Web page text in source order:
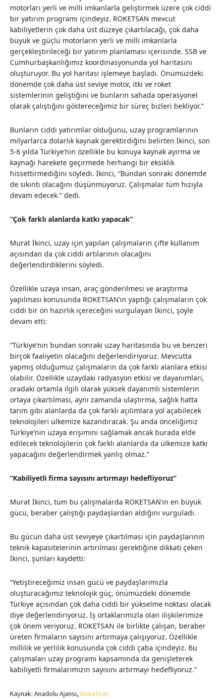
motorları yerli ve milli imkanlarla geliştirmek üzere çok ciddi
bir yatırım programı içindeyiz. ROKETSAN mevcut
kabiliyetlerin çok daha üst düzeye çıkartılacağı, çok daha
büyük ve güçlü motorların yerli ve milli imkanlarla
gerçekleştirileceği bir yatırım planlaması içerisinde. SSB ve
Cumhurbaşkanlığımız koordinasyonunda yol haritasını
oluşturuyor. Bu yol haritası işlemeye başladı. Önümüzdeki
dönemde çok daha üst seviye motor, itki ve roket
sistemlerinin geliştiğini ve bunların sahada operasyonel
olarak çalıştığını göstereceğimiz bir süreç bizleri bekliyor.”
Bunların ciddi yatırımlar olduğunu, uzay programlarının
milyarlarca dolarlık kaynak gerektirdiğini belirten İkinci, son
5-6 yılda Türkiye’nin özellikle bu konuya kaynak ayırma ve
kaynağı harekete geçirmede herhangi bir eksiklik
hissettirmediğini söyledi. İkinci, “Bundan sonraki dönemde
de sıkıntı olacağını düşünmüyoruz. Çalışmalar tüm hızıyla
devam edecek.” dedi.
“Çok farklı alanlarda katkı yapacak”
Murat İkinci, uzay için yapılan çalışmaların çifte kullanım
açısından da çok ciddi artılarının olacağını
değerlendirdiklerini söyledi.
Özellikle uzaya insan, araç gönderilmesi ve araştırma
yapılması konusunda ROKETSAN’ın yaptığı çalışmaların çok
ciddi bir ön hazırlık içereceğini vurgulayan İkinci, şöyle
devam etti:
“Türkiye’nin bundan sonraki uzay haritasında bu ve benzeri
birçok faaliyetin olacağını değerlendiriyoruz. Mevcutta
yapmış olduğumuz çalışmaların da çok farklı alanlara etkisi
olabilir. Özellikle uzaydaki radyasyon etkisi ve dayanımları,
oradaki ortamla ilgili olarak yüksek dayanımlı sistemlerin
ortaya çıkartılması, aynı zamanda ulaştırma, sağlık hatta
tarım gibi alanlarda da çok farklı açılımlara yol açabilecek
teknolojileri ülkemize kazandıracak. Şu anda önceliğimiz
Türkiye’nin uzaya erişimini sağlamak ancak burada elde
edilecek teknolojilerin çok farklı alanlarda da ülkemize katkı
yapacağını değerlendirmek yanlış olmaz.”
“Kabiliyetli firma sayısını artırmayı hedefliyoruz”
Murat İkinci, tüm bu çalışmalarda ROKETSAN’ın en büyük
gücü, beraber çalıştığı paydaşlardan aldığını vurguladı.
Bu gücün daha üst seviyeye çıkartılması için paydaşlarının
teknik kapasitelerinin artırılması gerektiğine dikkati çeken
İkinci, şunları kaydetti:
“Yetiştireceğimiz insan gücü ve paydaşlarımızla
oluşturacağımız teknolojik güç, önümüzdeki dönemde
Türkiye açısından çok daha ciddi bir yükselme noktası olacak
diye değerlendiriyoruz. İş ortaklarımızla olan ilişkilerimize
çok önem veriyoruz. ROKETSAN ile birlikte çalışan, beraber
üreten firmaların sayısını artırmaya çalışıyoruz. Özellikle
millilik ve yerlilik konusunda çok ciddi çaba içindeyiz. Bu
çalışmaları uzay programı kapsamında da genişleterek
kabiliyetli firmalarımızın sayısını artırmayı hedefliyoruz.”
Kaynak: Anadolu Ajansi, Roketsan